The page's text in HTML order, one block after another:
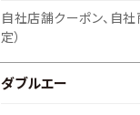
自社店舗クーポン、自
定）
ダブルエー